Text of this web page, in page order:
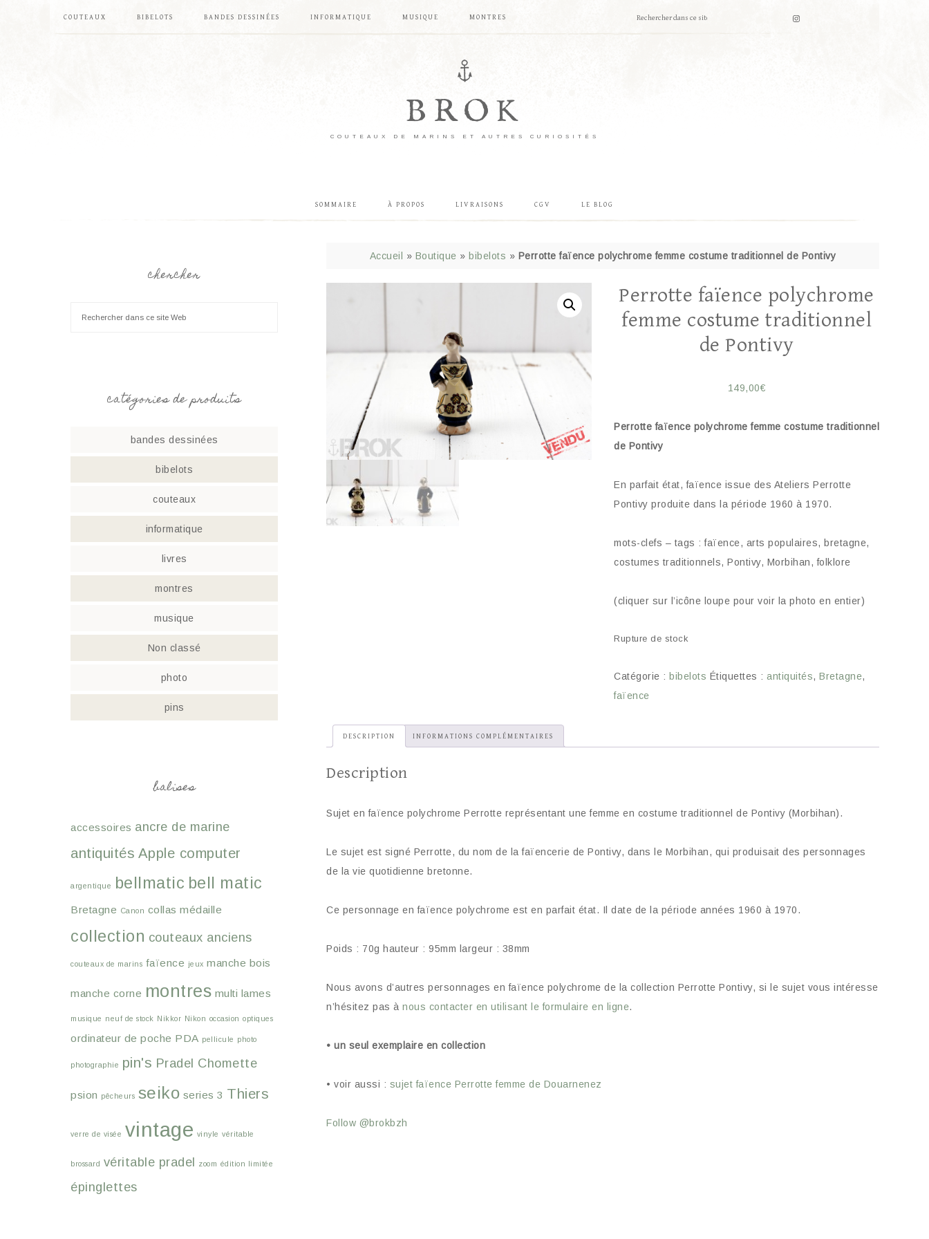
COUTEAUX BIBELOTS BANDES DESSINÉES INFORMATIQUE MUSIQUE MONTRES
BROK
COUTEAUX DE MARINS ET AUTRES CURIOSITÉS
SOMMAIRE À PROPOS LIVRAISONS CGV LE BLOG
Accueil » Boutique » bibelots » Perrotte faïence polychrome femme costume traditionnel de Pontivy
Perrotte faïence polychrome
femme costume traditionnel
de Pontivy
149,00€
Perrotte faïence polychrome femme costume traditionnel
de Pontivy
En parfait état, faïence issue des Ateliers Perrotte
Pontivy produite dans la période 1960 à 1970.
mots-clefs – tags : faïence, arts populaires, bretagne,
costumes traditionnels, Pontivy, Morbihan, folklore
(cliquer sur l’icône loupe pour voir la photo en entier)
Rupture de stock
Catégorie : bibelots Étiquettes : antiquités, Bretagne,
faïence
DESCRIPTION INFORMATIONS COMPLÉMENTAIRES
Description
Sujet en faïence polychrome Perrotte représentant une femme en costume traditionnel de Pontivy (Morbihan).
Le sujet est signé Perrotte, du nom de la faïencerie de Pontivy, dans le Morbihan, qui produisait des personnages
de la vie quotidienne bretonne.
Ce personnage en faïence polychrome est en parfait état. Il date de la période années 1960 à 1970.
Poids : 70g hauteur : 95mm largeur : 38mm
Nous avons d’autres personnages en faïence polychrome de la collection Perrotte Pontivy, si le sujet vous intéresse
n’hésitez pas à nous contacter en utilisant le formulaire en ligne.
• un seul exemplaire en collection
• voir aussi : sujet faïence Perrotte femme de Douarnenez
Follow @brokbzh
chercher
catégories de produits
bandes dessinées
bibelots
couteaux
informatique
livres
montres
musique
Non classé
photo
pins
balises
accessoires ancre de marine
antiquités Apple computer
argentique bellmatic bell matic
Bretagne Canon collas médaille
collection couteaux anciens
couteaux de marins faïence jeux manche bois
manche corne montres multi lames
musique neuf de stock Nikkor Nikon occasion optiques
ordinateur de poche PDA pellicule photo
photographie pin's Pradel Chomette
psion pêcheurs seiko series 3 Thiers
verre de visée vintage vinyle véritable
brossard véritable pradel zoom édition limitée
épinglettes